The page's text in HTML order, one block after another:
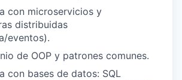
EVENTS
SECTORS
con microservicios y
distribuidas
eventos).
de OOP y patrones comunes.
con bases de datos: SQL